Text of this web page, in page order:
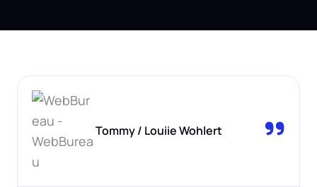
Tommy / Louiie Wohlert